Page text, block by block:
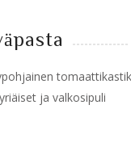
ja valkosipuli